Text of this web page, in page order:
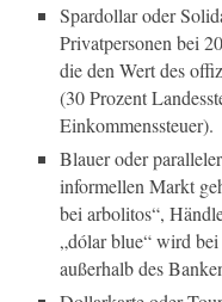
Spardollar oder
Privatpersonen bei
die den Wert des
(30 Prozent
Einkommenssteuer).
Blauer oder
informellen Markt
bei arbolitos“,
„dólar blue“ wird
außerhalb des